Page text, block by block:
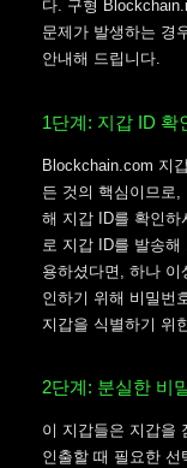
다. 구형
문제가 발생하는 경
안내해 드립니다.
1단계: 지갑 ID 확
Blockchain.com 지
든 것의 핵심이므로
해 지갑 ID를 확인하
로 지갑 ID를 발송
용하셨다면, 하나
인하기 위해 비밀번
지갑을 식별하기 위
2단계: 분실한 비
이 지갑들은 지갑을
인출할 때 필요한 선